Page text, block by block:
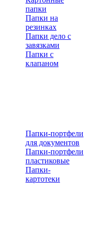
папки
Папки на
резинках
Папки дело с
завязками
Папки с
клапаном
Папки-портфели
для документов
Папки-портфели
пластиковые
Папки-
картотеки